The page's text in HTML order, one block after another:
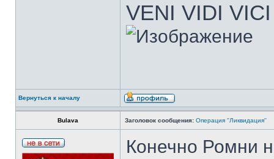
VENI VIDI VICI
Вернуться к началу
Bulava Заголовок сообщения: Операция ''Ликвидация''
Конечно Ромни